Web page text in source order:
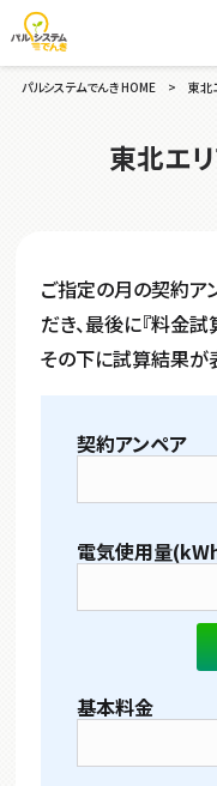
パルシステムでんき HOME > 東北
東北エ
ご指定の月の契約ア
だき、最後に『料金試
その下に試算結果が
契約アンペア
電気使用量
基本料金